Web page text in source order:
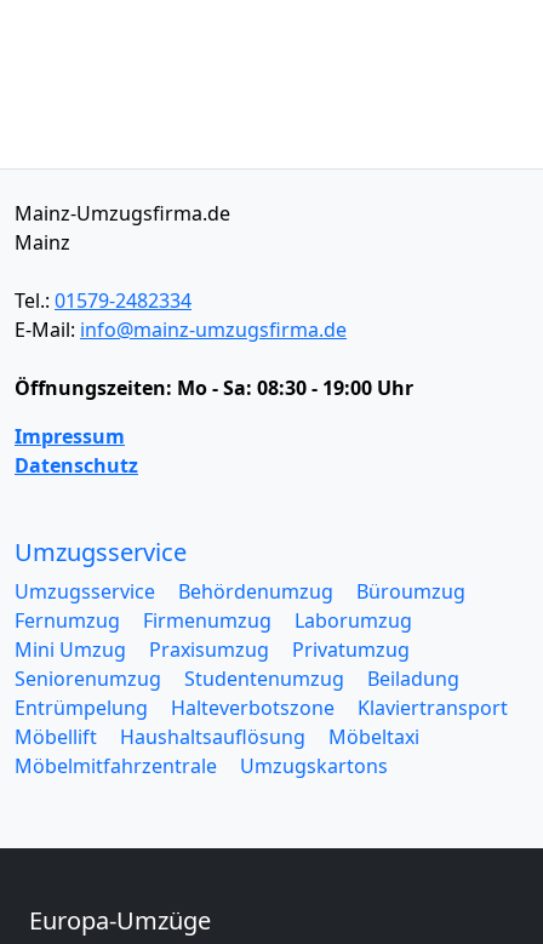
Mainz-Umzugsfirma.de
Mainz
Tel.: 01579-2482334
E-Mail: info@mainz-umzugsfirma.de
Öffnungszeiten: Mo - Sa: 08:30 - 19:00 Uhr
Impressum
Datenschutz
Umzugsservice
Umzugsservice Behördenumzug
Büroumzug
Fernumzug
Firmenumzug
Laborumzug
Mini Umzug
Praxisumzug
Privatumzug
Seniorenumzug
Studentenumzug
Beiladung
Entrümpelung
Halteverbotszone
Klaviertransport
Möbellift
Haushaltsauflösung
Möbeltaxi
Möbelmitfahrzentrale
Umzugskartons
Europa-Umzüge